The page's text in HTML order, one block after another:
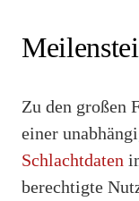
Zu den großen
einer
Schlachtdaten
berechtigte